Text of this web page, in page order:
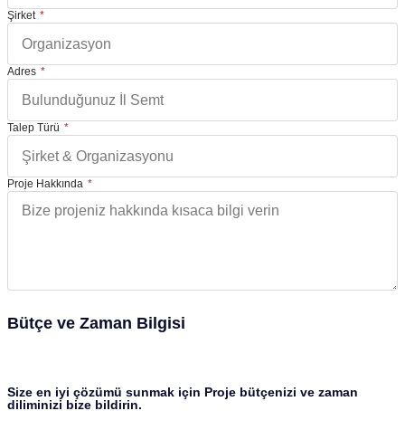
Şirket
Adres
Talep Türü
Proje Hakkında
Bütçe ve Zaman Bilgisi
Size en iyi çözümü sunmak için Proje bütçenizi ve zaman
diliminizi bize bildirin.